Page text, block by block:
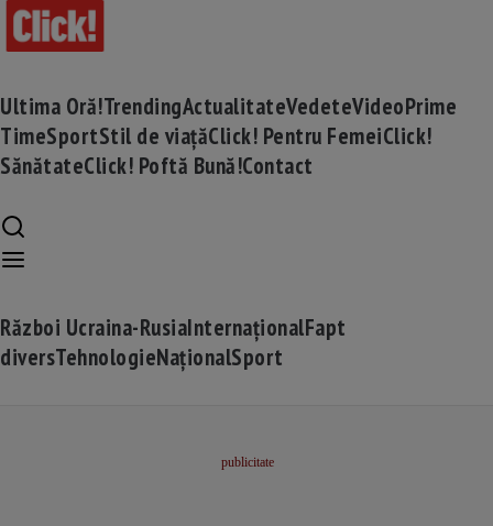
Ultima Oră!TrendingActualitateVedeteVideoPrime
TimeSportStil de viațăClick! Pentru FemeiClick!
SănătateClick! Poftă Bună!Contact
Război Ucraina-RusiaInternaționalFapt
diversTehnologieNaționalSport